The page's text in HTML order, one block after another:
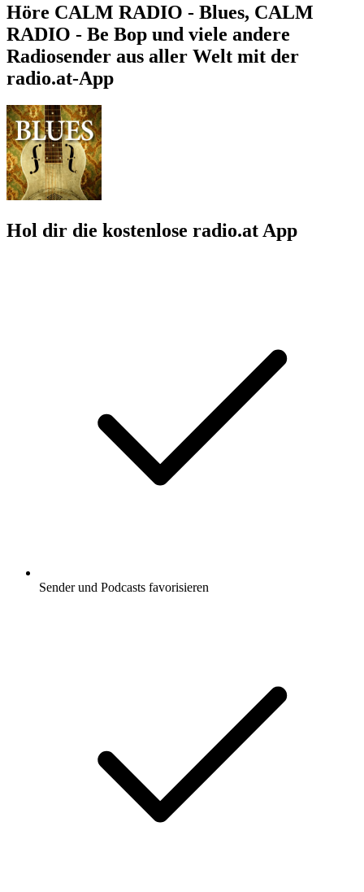
Höre CALM RADIO - Blues, CALM
RADIO - Be Bop und viele andere
Radiosender aus aller Welt mit der
radio.at-App
Hol dir die kostenlose radio.at App
Sender und Podcasts favorisieren